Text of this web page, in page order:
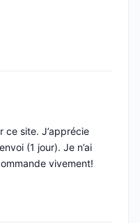
ce site. J’apprécie
(1 jour). Je n’ai
vivement!